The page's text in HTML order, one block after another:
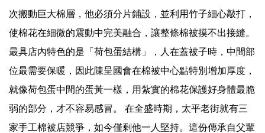
次搬動巨大棉層，他必須分片鋪設，並利用竹子細心敲打，
使棉花在細微的震動中完美融合，讓整條棉被摸不出接縫。
最具店內特色的是「荷包蛋結構」，人在蓋被子時，中間部
位最需要保暖，因此陳呈國會在棉被中心點特別增加厚度，
就像荷包蛋中間的蛋黃一樣，用紮實的棉花保護好身體最脆
弱的部分，才不容易感冒。 在全盛時期，太平老街就有三
家手工棉被店競爭，如今僅剩他一人堅持。這份傳承自父輩